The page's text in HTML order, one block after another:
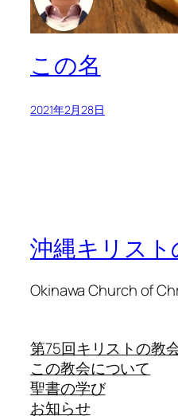
この名
2021年2月28日
沖縄キリスト
Okinawa Church of
第75回キリストの教
この教会について
聖書の学び
お知らせ